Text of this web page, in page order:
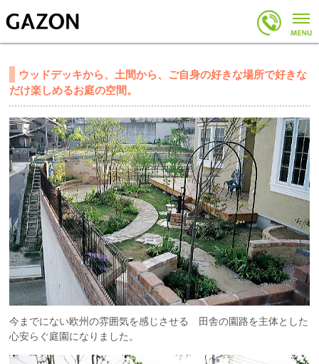
ウッドデッキから、土間から、ご自身の好きな場所で好きな
だけ楽しめるお庭の空間。
今までにない欧州の雰囲気を感じさせる 田舎の園路を主体とした
心安らぐ庭園になりました。